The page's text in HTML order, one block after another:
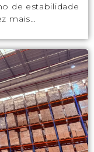
de estabilidade
mais…